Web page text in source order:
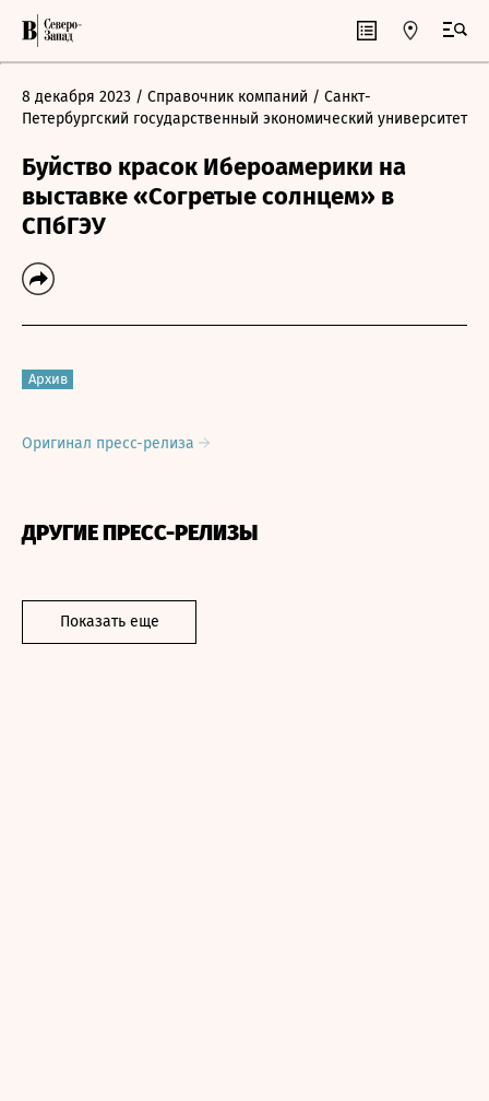
8 декабря 2023 / Справочник компаний / Санкт-
Петербургский государственный экономический университет
Буйство красок Ибероамерики на
выставке «Согретые солнцем» в
СПбГЭУ
Архив
Оригинал пресс-релиза
ДРУГИЕ ПРЕСС-РЕЛИЗЫ
Показать еще